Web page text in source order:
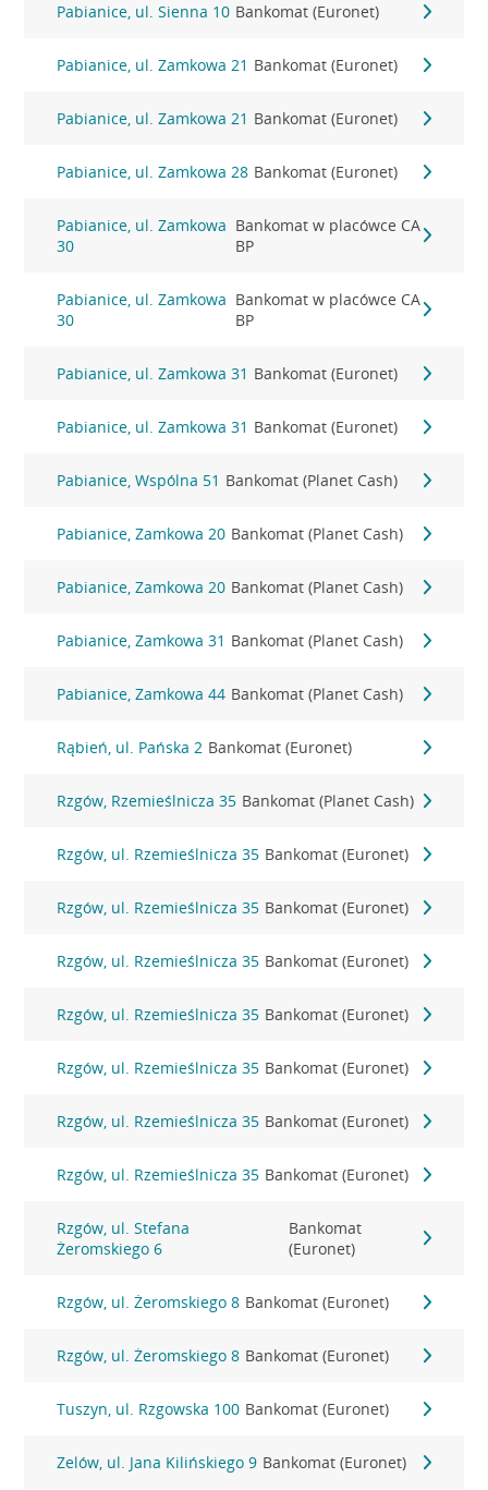
Pabianice, ul. Sienna 10 Bankomat (Euronet)
Pabianice, ul. Zamkowa 21 Bankomat (Euronet)
Pabianice, ul. Zamkowa 21 Bankomat (Euronet)
Pabianice, ul. Zamkowa 28 Bankomat (Euronet)
Pabianice, ul. Zamkowa
30
Bankomat w placówce CA
BP
Pabianice, ul. Zamkowa
30
Bankomat w placówce CA
BP
Pabianice, ul. Zamkowa 31 Bankomat (Euronet)
Pabianice, ul. Zamkowa 31 Bankomat (Euronet)
Pabianice, Wspólna 51 Bankomat (Planet Cash)
Pabianice, Zamkowa 20 Bankomat (Planet Cash)
Pabianice, Zamkowa 20 Bankomat (Planet Cash)
Pabianice, Zamkowa 31 Bankomat (Planet Cash)
Pabianice, Zamkowa 44 Bankomat (Planet Cash)
Rąbień, ul. Pańska 2 Bankomat (Euronet)
Rzgów, Rzemieślnicza 35 Bankomat (Planet Cash)
Rzgów, ul. Rzemieślnicza 35 Bankomat (Euronet)
Rzgów, ul. Rzemieślnicza 35 Bankomat (Euronet)
Rzgów, ul. Rzemieślnicza 35 Bankomat (Euronet)
Rzgów, ul. Rzemieślnicza 35 Bankomat (Euronet)
Rzgów, ul. Rzemieślnicza 35 Bankomat (Euronet)
Rzgów, ul. Rzemieślnicza 35 Bankomat (Euronet)
Rzgów, ul. Rzemieślnicza 35 Bankomat (Euronet)
Rzgów, ul. Stefana
Żeromskiego 6
Bankomat
(Euronet)
Rzgów, ul. Żeromskiego 8 Bankomat (Euronet)
Rzgów, ul. Żeromskiego 8 Bankomat (Euronet)
Tuszyn, ul. Rzgowska 100 Bankomat (Euronet)
Zelów, ul. Jana Kilińskiego 9 Bankomat (Euronet)